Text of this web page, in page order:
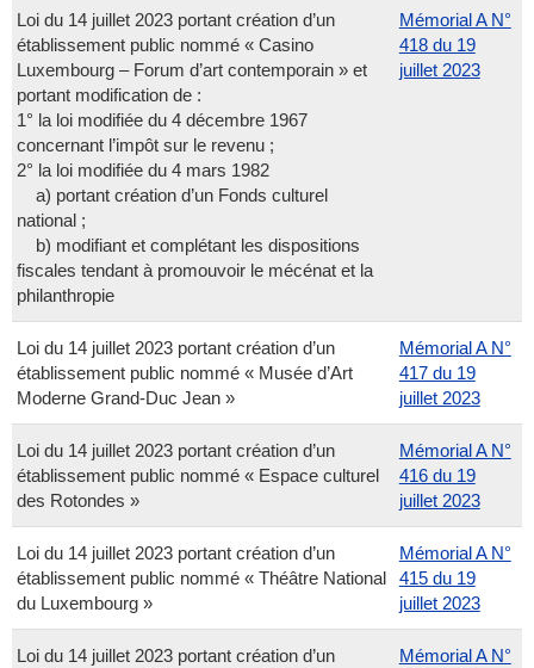
Loi du 14 juillet 2023 portant création d’un
établissement public nommé « Casino
Luxembourg – Forum d’art contemporain » et
portant modification de :
1° la loi modifiée du 4 décembre 1967
concernant l’impôt sur le revenu ;
2° la loi modifiée du 4 mars 1982
a) portant création d’un Fonds culturel
national ;
b) modifiant et complétant les dispositions
fiscales tendant à promouvoir le mécénat et la
philanthropie
Mémorial A N°
418 du 19
juillet 2023
Loi du 14 juillet 2023 portant création d’un
établissement public nommé « Musée d’Art
Moderne Grand-Duc Jean »
Mémorial A N°
417 du 19
juillet 2023
Loi du 14 juillet 2023 portant création d’un
établissement public nommé « Espace culturel
des Rotondes »
Mémorial A N°
416 du 19
juillet 2023
Loi du 14 juillet 2023 portant création d’un
établissement public nommé « Théâtre National
du Luxembourg »
Mémorial A N°
415 du 19
juillet 2023
Loi du 14 juillet 2023 portant création d’un
Mémorial A N°